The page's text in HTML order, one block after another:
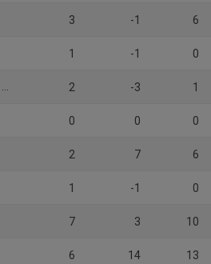
3 -1 6
1 -1 0
2 -3 1
0 0 0
2 7 6
1 -1 0
7 3 10
6 14 13